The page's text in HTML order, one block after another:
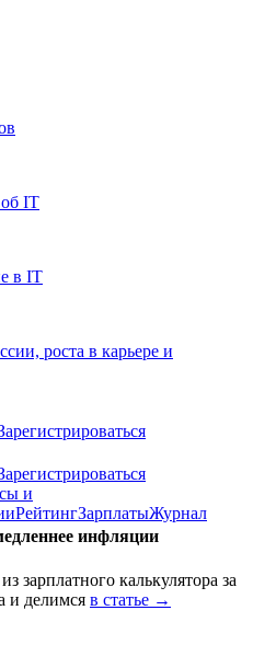
IT
в IT
роста в карьере и
и
РейтингЗарплатыЖурнал
инфляции
зарплатного калькулятора за
и делимся в статье →